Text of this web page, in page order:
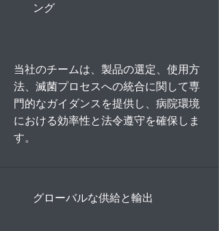
ング
当社のチームは、製品の選定、使用方
法、滅菌プロセスへの統合に関して専
門的なガイダンスを提供し、病院環境
における効率性と法令遵守を確保しま
す。
グローバルな供給と輸出